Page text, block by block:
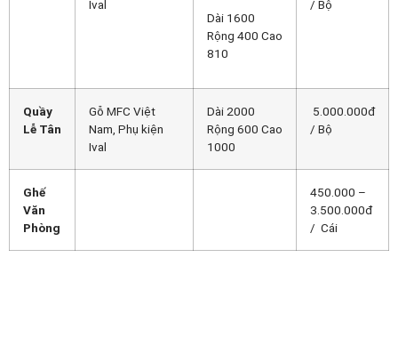
Ival
Dài 1600
Rộng 400 Cao
810
/ Bộ
Quầy
Lễ Tân
Gỗ MFC Việt
Nam, Phụ kiện
Ival
Dài 2000
Rộng 600 Cao
1000
5.000.000đ
/ Bộ
Ghế
Văn
Phòng
450.000 –
3.500.000đ
/ Cái